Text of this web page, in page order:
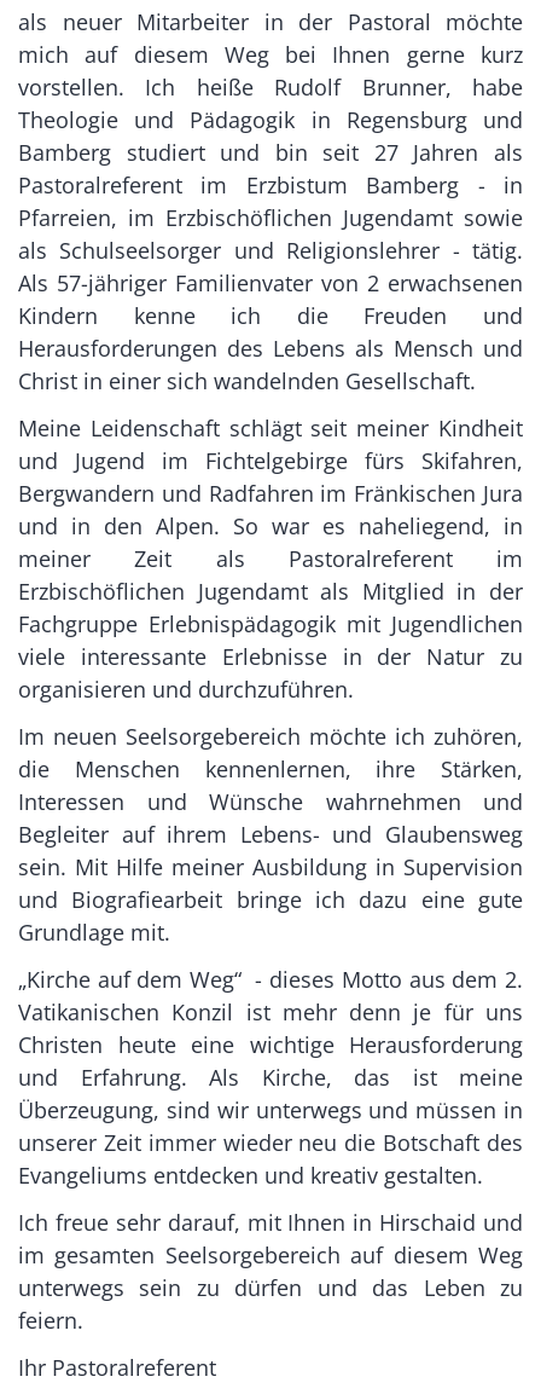
als neuer Mitarbeiter in der Pastoral möchte
mich auf diesem Weg bei Ihnen gerne kurz
vorstellen. Ich heiße Rudolf Brunner, habe
Theologie und Pädagogik in Regensburg und
Bamberg studiert und bin seit 27 Jahren als
Pastoralreferent im Erzbistum Bamberg - in
Pfarreien, im Erzbischöflichen Jugendamt sowie
als Schulseelsorger und Religionslehrer - tätig.
Als 57-jähriger Familienvater von 2 erwachsenen
Kindern kenne ich die Freuden und
Herausforderungen des Lebens als Mensch und
Christ in einer sich wandelnden Gesellschaft.
Meine Leidenschaft schlägt seit meiner Kindheit
und Jugend im Fichtelgebirge fürs Skifahren,
Bergwandern und Radfahren im Fränkischen Jura
und in den Alpen. So war es naheliegend, in
meiner Zeit als Pastoralreferent im
Erzbischöflichen Jugendamt als Mitglied in der
Fachgruppe Erlebnispädagogik mit Jugendlichen
viele interessante Erlebnisse in der Natur zu
organisieren und durchzuführen.
Im neuen Seelsorgebereich möchte ich zuhören,
die Menschen kennenlernen, ihre Stärken,
Interessen und Wünsche wahrnehmen und
Begleiter auf ihrem Lebens- und Glaubensweg
sein. Mit Hilfe meiner Ausbildung in Supervision
und Biografiearbeit bringe ich dazu eine gute
Grundlage mit.
„Kirche auf dem Weg“ - dieses Motto aus dem 2.
Vatikanischen Konzil ist mehr denn je für uns
Christen heute eine wichtige Herausforderung
und Erfahrung. Als Kirche, das ist meine
Überzeugung, sind wir unterwegs und müssen in
unserer Zeit immer wieder neu die Botschaft des
Evangeliums entdecken und kreativ gestalten.
Ich freue sehr darauf, mit Ihnen in Hirschaid und
im gesamten Seelsorgebereich auf diesem Weg
unterwegs sein zu dürfen und das Leben zu
feiern.
Ihr Pastoralreferent